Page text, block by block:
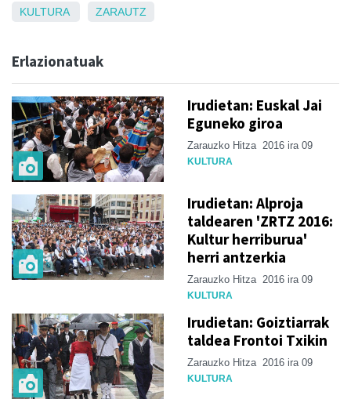
KULTURA ZARAUTZ
Erlazionatuak
Irudietan: Euskal Jai
Eguneko giroa
Zarauzko Hitza 2016 ira 09
KULTURA
Irudietan: Alproja
taldearen 'ZRTZ 2016:
Kultur herriburua'
herri antzerkia
Zarauzko Hitza 2016 ira 09
KULTURA
Irudietan: Goiztiarrak
taldea Frontoi Txikin
Zarauzko Hitza 2016 ira 09
KULTURA